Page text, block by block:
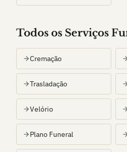
Todos os Serviços
Cremação
Trasladação
Velório
Plano Funeral